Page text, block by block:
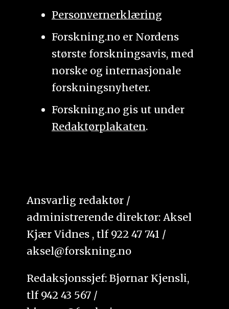
Personvernerklæring
Forskning.no er Nordens
største forskningsavis, med
norske og internasjonale
forskningsnyheter.
Forskning.no gis ut under
Redaktørplakaten.
Ansvarlig redaktør /
administrerende direktør: Aksel
Kjær Vidnes , tlf 922 47 741 /
aksel@forskning.no
Redaksjonssjef: Bjørnar Kjensli,
tlf 942 43 567 /